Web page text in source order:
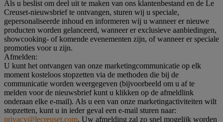
Als u beslist om deel uit te maken van ons klantenbestand en de Le
Creuset-nieuwsbrief te ontvangen, sturen wij u speciale,
gepersonaliseerde inhoud en informeren wij u wanneer er nieuwe
producten worden gelanceerd, wanneer er exclusieve aanbiedingen,
showcooking- of komende evenementen zijn, of wanneer er speciale
promoties voor u zijn.
Afmelden:
U kunt het ontvangen van onze marketingcommunicatie op elk
moment kosteloos stopzetten via de methoden die bij de
communicatie worden weergegeven (bijvoorbeeld om u af te
melden voor de nieuwsbrief kunt u klikken op de afmeldlink
onderaan elke e-mail). Als u een van onze marketingactiviteiten wilt
stopzetten, kunt u in ieder geval een e-mail sturen naar:
privacy@lecreuset.com. Uw afmelding zal zo snel mogelijk worden